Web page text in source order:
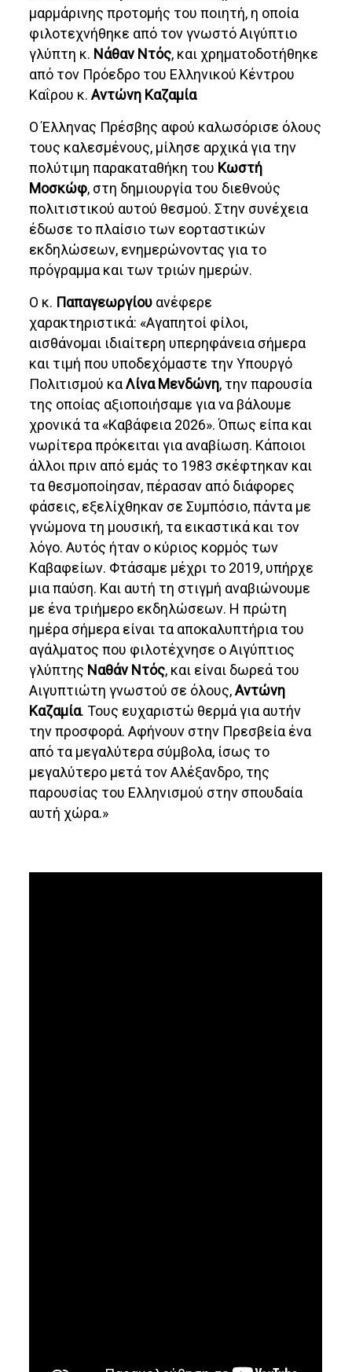
μαρμάρινης προτομής του ποιητή, η οποία
φιλοτεχνήθηκε από τον γνωστό Αιγύπτιο
γλύπτη κ. Νάθαν Ντός, και χρηματοδοτήθηκε
από τον Πρόεδρο του Ελληνικού Κέντρου
Καΐρου κ.Αντώνη Καζαμία
Ο Έλληνας Πρέσβης αφού καλωσόρισε όλους
τους καλεσμένους, μίλησε αρχικά για την
πολύτιμη παρακαταθήκη του Κωστή
Μοσκώφ, στη δημιουργία του διεθνούς
πολιτιστικού αυτού θεσμού. Στην συνέχεια
έδωσε το πλαίσιο των εορταστικών
εκδηλώσεων, ενημερώνοντας για το
πρόγραμμα και των τριών ημερών.
Ο κ. Παπαγεωργίου ανέφερε
χαρακτηριστικά: «Αγαπητοί φίλοι,
αισθάνομαι ιδιαίτερη υπερηφάνεια σήμερα
και τιμή που υποδεχόμαστε την Υπουργό
Πολιτισμού καΛίνα Μενδώνη, την παρουσία
της οποίας αξιοποιήσαμε για να βάλουμε
χρονικά τα «Καβάφεια 2026». Όπως είπα και
νωρίτερα πρόκειται για αναβίωση. Κάποιοι
άλλοι πριν από εμάς το 1983 σκέφτηκαν και
τα θεσμοποίησαν, πέρασαν από διάφορες
φάσεις, εξελίχθηκαν σε Συμπόσιο, πάντα με
γνώμονα τη μουσική, τα εικαστικά και τον
λόγο. Αυτός ήταν ο κύριος κορμός των
Καβαφείων. Φτάσαμε μέχρι το 2019, υπήρχε
μια παύση. Και αυτή τη στιγμή αναβιώνουμε
με ένα τριήμερο εκδηλώσεων. Η πρώτη
ημέρα σήμερα είναι τα αποκαλυπτήρια του
αγάλματος που φιλοτέχνησε ο Αιγύπτιος
γλύπτης Ναθάν Ντός, και είναι δωρεά του
Αιγυπτιώτη γνωστού σε όλους,Αντώνη
Καζαμία. Τους ευχαριστώ θερμά για αυτήν
την προσφορά. Αφήνουν στην Πρεσβεία ένα
από τα μεγαλύτερα σύμβολα, ίσως το
μεγαλύτερο μετά τον Αλέξανδρο, της
παρουσίας του Ελληνισμού στην σπουδαία
αυτή χώρα.»